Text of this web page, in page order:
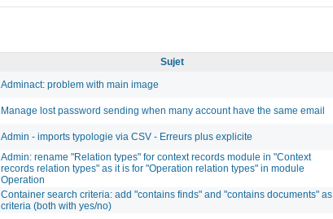
Sujet
Adminact: problem with main image
Manage lost password sending when many account have the same email
Admin - imports typologie via CSV - Erreurs plus explicite
Admin: rename "Relation types" for context records module in "Context
records relation types" as it is for "Operation relation types" in module
Operation
Container search criteria: add "contains finds" and "contains documents" as
criteria (both with yes/no)